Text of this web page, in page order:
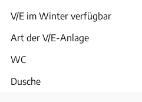
V/E im Winter verfügbar
Art der V/E-Anlage
WC
Dusche